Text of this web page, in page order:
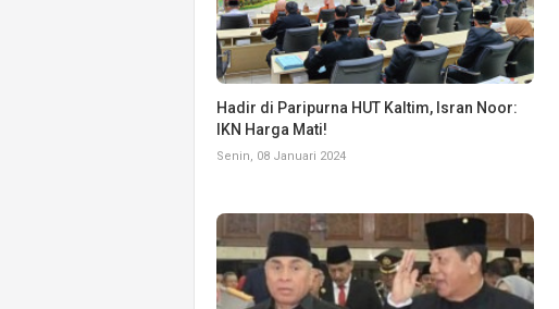
Hadir di Paripurna HUT Kaltim, Isran Noor:
IKN Harga Mati!
Senin, 08 Januari 2024